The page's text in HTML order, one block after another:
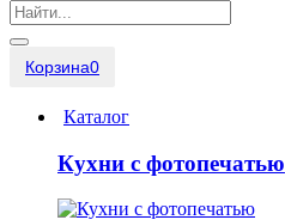
Корзина0
Каталог
Кухни с фотопечатью